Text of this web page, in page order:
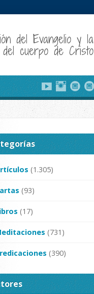
del Evangelio y la
del cuerpo de Cristo
(1.305)
(93)
(17)
(731)
(390)